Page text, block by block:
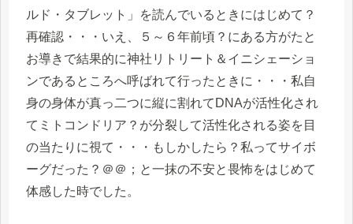
ルド・タブレット」を読んでいるときにはじめて？
再確認・・・いえ、５～６年前頃？にある方がたと
お導きで結果的に神社リトリート＆イニシェーショ
ンであるところへ呼ばれて行ったときに・・・私自
身の身体が真っ二つに縦に割れてDNAが活性化され
てミトコンドリア？が分裂して活性化される姿を目
の当たりに視て・・・もしかしたら？私ってサイボ
ーグだった？＠＠；と一抹の不安と畏怖をはじめて
体感した時でした。